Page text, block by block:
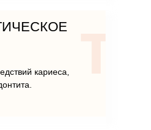
кариеса,